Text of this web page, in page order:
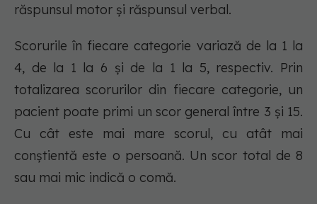
răspunsul motor și răspunsul verbal.
Scorurile în fiecare categorie variază de la 1 la
4, de la 1 la 6 și de la 1 la 5, respectiv. Prin
totalizarea scorurilor din fiecare categorie, un
pacient poate primi un scor general între 3 și 15.
Cu cât este mai mare scorul, cu atât mai
conștientă este o persoană. Un scor total de 8
sau mai mic indică o comă.